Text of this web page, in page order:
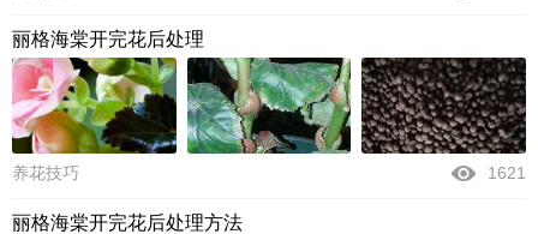
丽格海棠开完花后处理
养花技巧 1621
丽格海棠开完花后处理方法